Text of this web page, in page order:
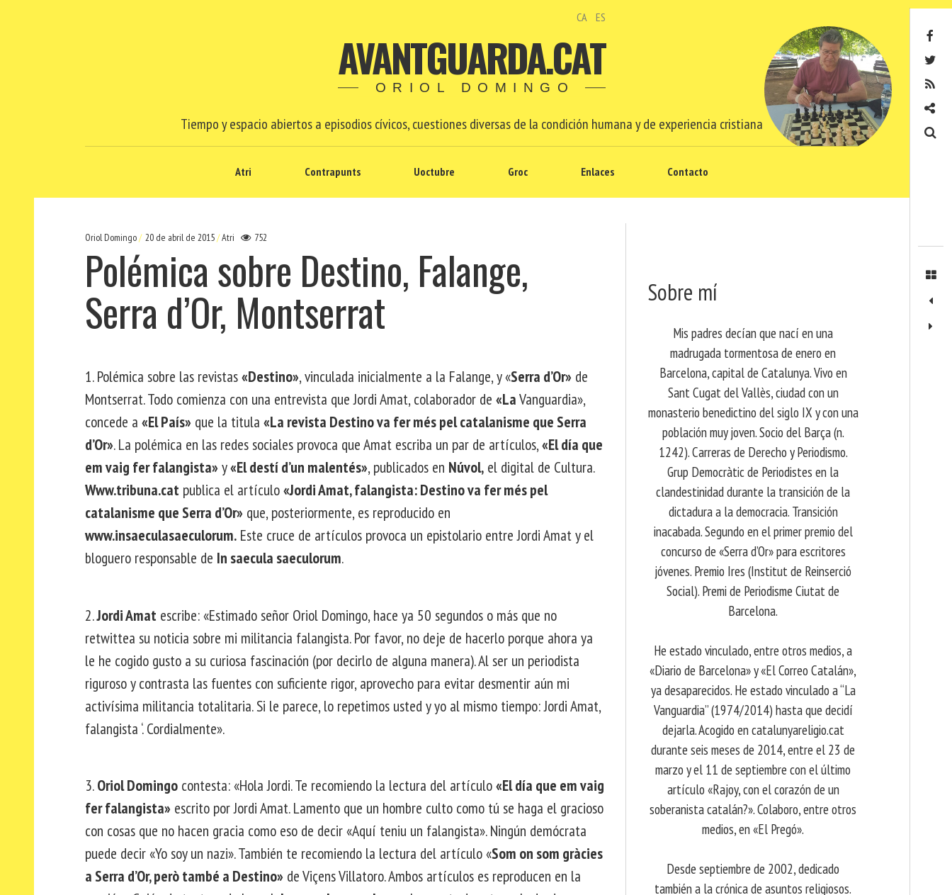
CA ES
AVANTGUARDA.CAT
ORIOL DOMINGO
Tiempo y espacio abiertos a episodios cívicos, cuestiones diversas de la condición humana y de experiencia cristiana
Atri Contrapunts Uoctubre Groc Enlaces Contacto
Oriol Domingo 20 de abril de 2015 Atri 752
Polémica sobre Destino, Falange,
Serra d’Or, Montserrat
1. Polémica sobre las revistas«Destino», vinculada inicialmente a la Falange, y «Serra d’Or» de
Montserrat. Todo comienza con una entrevista que Jordi Amat, colaborador de «LaVanguardia»,
concede a «El País» que la titula «La revista Destino va fer més pel catalanisme que Serra
d’Or». La polémica en las redes sociales provoca que Amat escriba un par de artículos,«El día que
em vaig fer falangista» y«El destí d’un malentés», publicados en Núvol, el digital de Cultura.
Www.tribuna.cat publica el artículo«Jordi Amat, falangista: Destino va fer més pel
catalanisme que Serra d’Or» que, posteriormente, es reproducido en
www.insaeculasaeculorum. Este cruce de artículos provoca un epistolario entre Jordi Amat y el
bloguero responsable de In saecula saeculorum.
2.Jordi Amat escribe: «Estimado señor Oriol Domingo, hace ya 50 segundos o más que no
retwittea su noticia sobre mi militancia falangista. Por favor, no deje de hacerlo porque ahora ya
le he cogido gusto a su curiosa fascinación (por decirlo de alguna manera). Al ser un periodista
riguroso y contrasta las fuentes con suficiente rigor, aprovecho para evitar desmentir aún mi
activísima militancia totalitaria. Si le parece, lo repetimos usted y yo al mismo tiempo: Jordi Amat,
falangista ‘. Cordialmente».
3.Oriol Domingo contesta: «Hola Jordi. Te recomiendo la lectura del artículo«El día que em vaig
fer falangista» escrito por Jordi Amat. Lamento que un hombre culto como tú se haga el gracioso
con cosas que no hacen gracia como eso de decir «Aquí teniu un falangista». Ningún demócrata
puede decir «Yo soy un nazi». También te recomiendo la lectura del artículo «Som on som gràcies
a Serra d’Or, però també a Destino» de Viçens Villatoro. Ambos artículos es reproducen en la
Sobre mí
Mis padres decían que nací en una
madrugada tormentosa de enero en
Barcelona, ​​capital de Catalunya. Vivo en
Sant Cugat del Vallès, ciudad con un
monasterio benedictino del siglo IX y con una
población muy joven. Socio del Barça (n.
1242). Carreras de Derecho y Periodismo.
Grup Democràtic de Periodistes en la
clandestinidad durante la transición de la
dictadura a la democracia. Transición
inacabada. Segundo en el primer premio del
concurso de «Serra d’Or» para escritores
jóvenes. Premio Ires (Institut de Reinserció
Social). Premi de Periodisme Ciutat de
Barcelona.
He estado vinculado, entre otros medios, a
«Diario de Barcelona» y «El Correo Catalán»,
ya desaparecidos. He estado vinculado a “La
Vanguardia” (1974/2014) hasta que decidí
dejarla. Acogido en catalunyareligio.cat
durante seis meses de 2014, entre el 23 de
marzo y el 11 de septiembre con el último
artículo «Rajoy, con el corazón de un
soberanista catalán?». Colaboro, entre otros
medios, en «El Pregó».
Desde septiembre de 2002, dedicado
también a la crónica de asuntos religiosos.
Contacto